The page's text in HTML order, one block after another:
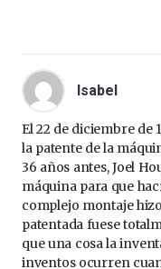
Isabel
El 22 de diciembre de
la patente de la
36 años antes, Joel
máquina para que
complejo montaje
patentada fuese
que una cosa la
inventos ocurren